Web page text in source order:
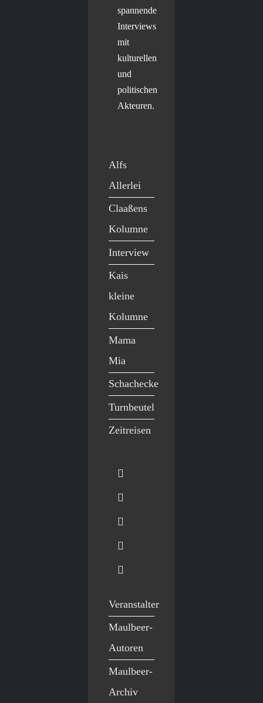
spannende
Interviews
mit
kulturellen
und
politischen
Akteuren.
Alfs
Allerlei
Claaßens
Kolumne
Interview
Kais
kleine
Kolumne
Mama
Mia
Schachecke
Turnbeutel
Zeitreisen
Veranstalter
Maulbeer-
Autoren
Maulbeer-
Archiv